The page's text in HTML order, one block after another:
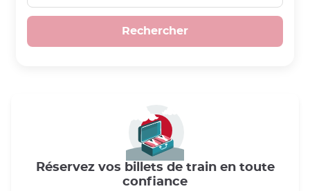
Rechercher
Réservez vos billets de train en toute
confiance